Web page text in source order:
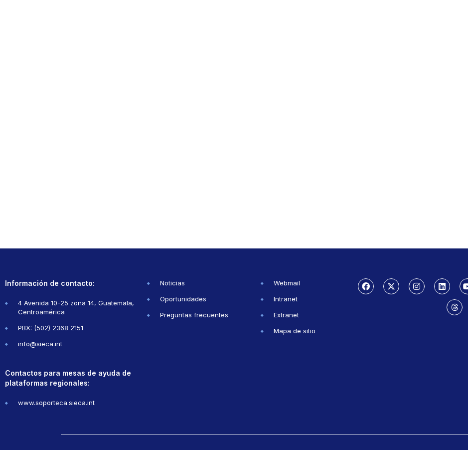
Información de contacto:
4 Avenida 10-25 zona 14, Guatemala,
Centroamérica
PBX: (502) 2368 2151
info@sieca.int
Contactos para mesas de ayuda de
plataformas regionales:
www.soporteca.sieca.int
Noticias
Oportunidades
Preguntas frecuentes
Webmail
Intranet
Extranet
Mapa de sitio